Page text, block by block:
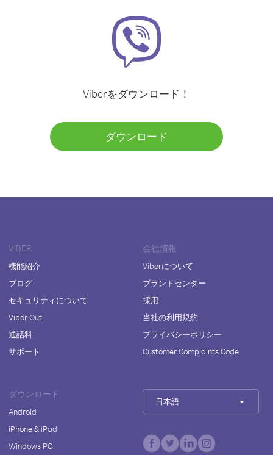
Viberをダウンロード！
ダウンロード
VIBER
機能紹介
ブログ
セキュリティについて
Viber Out
通話料
サポート
会社情報
Viberについて
ブランドセンター
採用
当社の利用規約
プライバシーポリシー
Customer Complaints Code
ダウンロード
Android
iPhone & iPad
Windows PC
日本語